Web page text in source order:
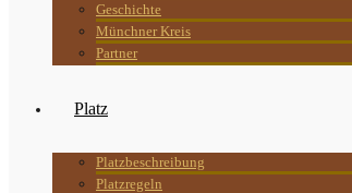
Geschichte
Münchner Kreis
Partner
Platz
Platzbeschreibung
Platzregeln